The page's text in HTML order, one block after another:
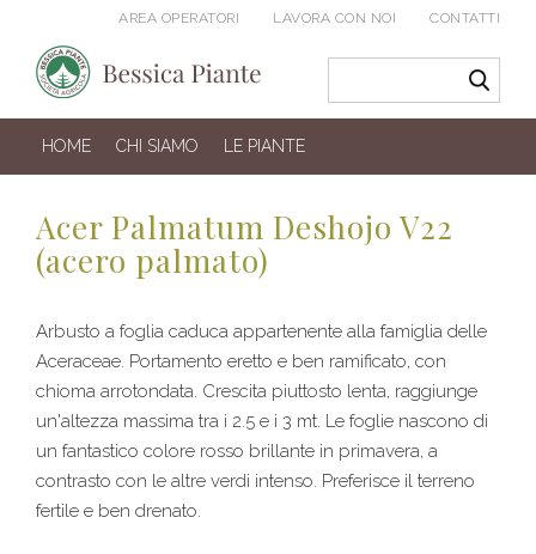
AREA OPERATORI LAVORA CON NOI CONTATTI
HOME CHI SIAMO LE PIANTE
Acer Palmatum Deshojo V22
(acero palmato)
Arbusto a foglia caduca appartenente alla famiglia delle
Aceraceae. Portamento eretto e ben ramificato, con
chioma arrotondata. Crescita piuttosto lenta, raggiunge
un'altezza massima tra i 2.5 e i 3 mt. Le foglie nascono di
un fantastico colore rosso brillante in primavera, a
contrasto con le altre verdi intenso. Preferisce il terreno
fertile e ben drenato.